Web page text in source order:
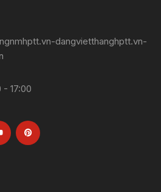
dangvietthanghptt.vn-
17:00